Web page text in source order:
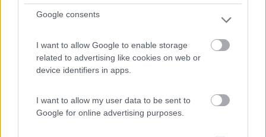
Google consents
I want to allow Google to enable storage
related to advertising like cookies on web or
device identifiers in apps.
I want to allow my user data to be sent to
Google for online advertising purposes.
ombreggi...
Billund - 470.5km